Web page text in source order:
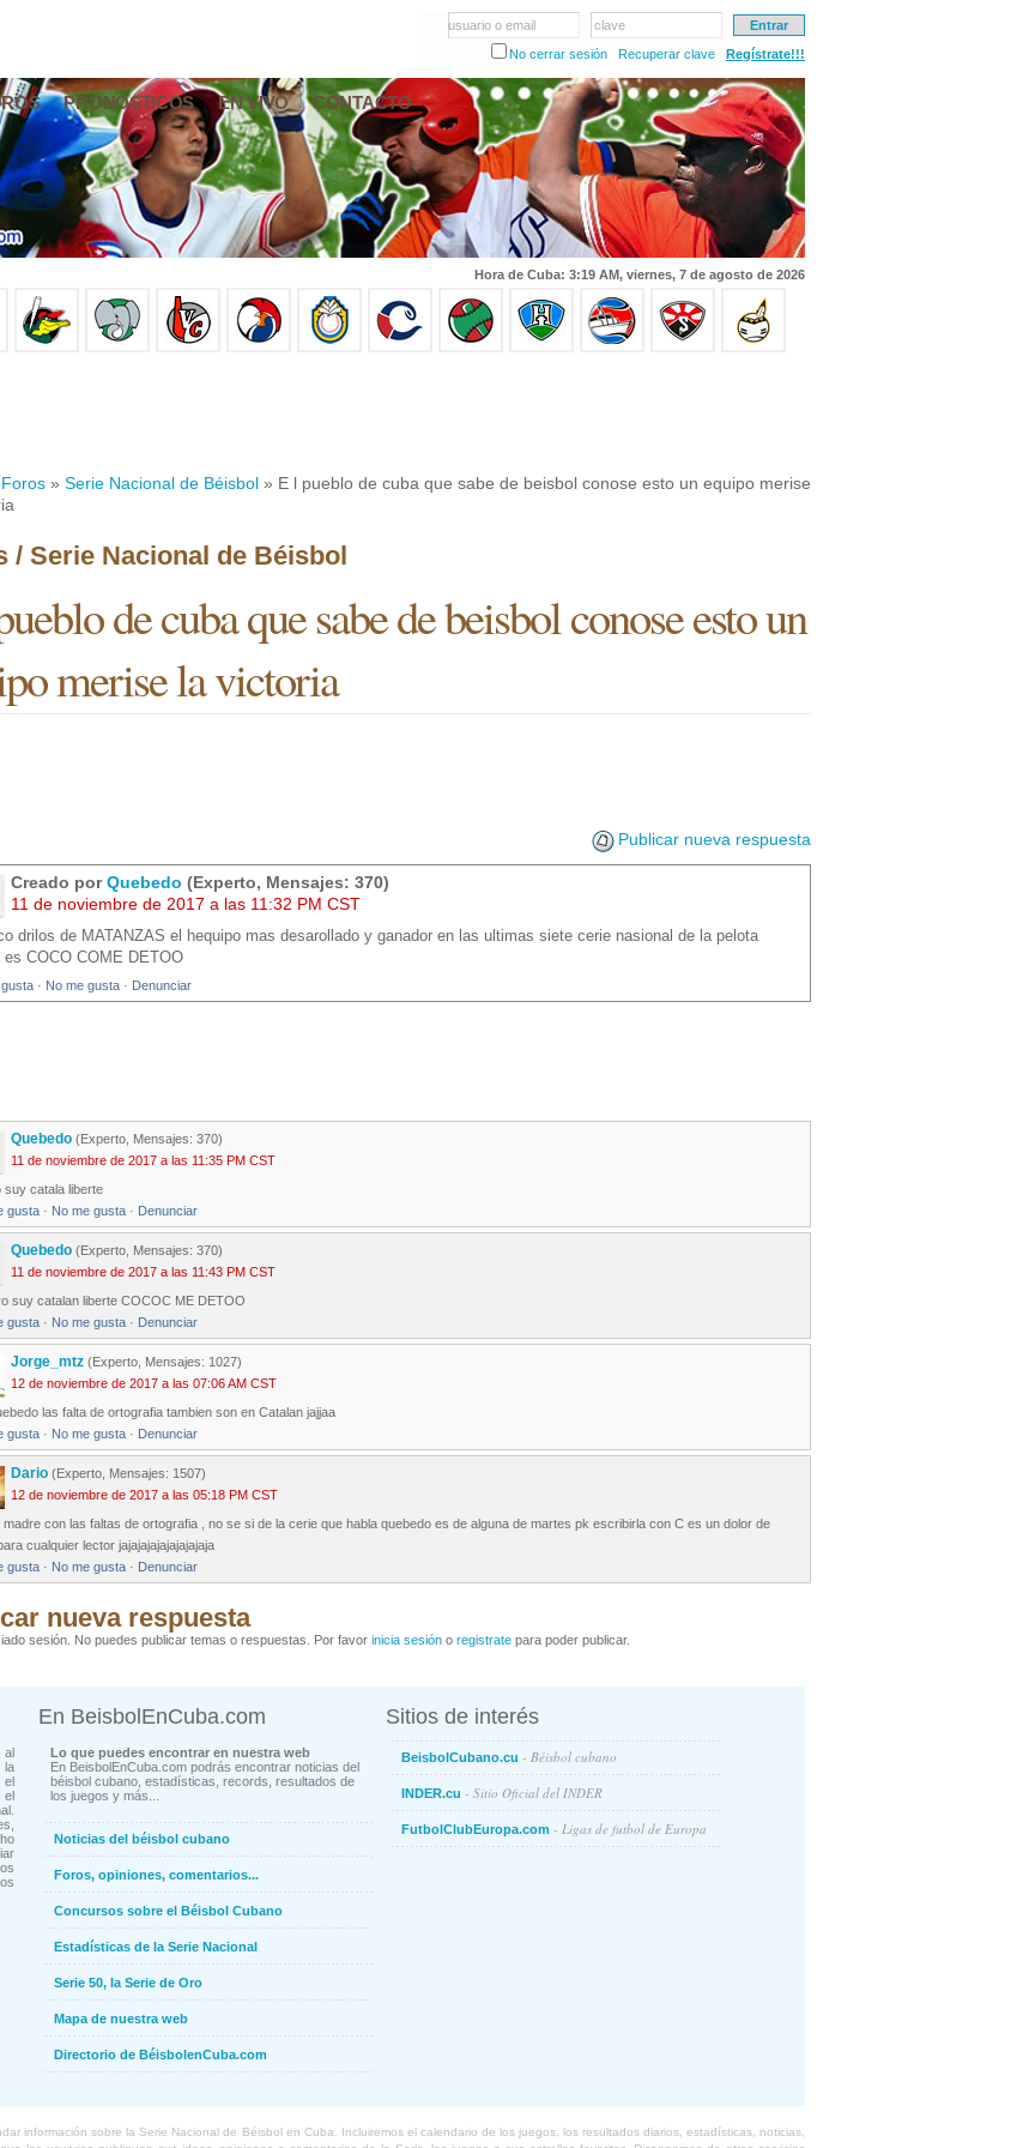
usuario o email
clave
No cerrar sesión
Recuperar clave Regístrate!!!
PRONÓSTICOS EN VIVO CONTACTO
Hora de Cuba: 3:19 AM, viernes, 7 de agosto de 2026
Foros » Serie Nacional de Béisbol » E l pueblo de cuba que sabe de beisbol conose esto un equipo merise
/ Serie Nacional de Béisbol
de cuba que sabe de beisbol conose esto un
merise la victoria
Publicar nueva respuesta
Creado porQuebedo (Experto, Mensajes: 370)
11 de noviembre de 2017 a las 11:32 PM CST
drilos de MATANZAS el hequipo mas desarollado y ganador en las ultimas siete cerie nasional de la pelota
es COCO COME DETOO
· No me gusta · Denunciar
Quebedo (Experto, Mensajes: 370)
11 de noviembre de 2017 a las 11:35 PM CST
suy catala liberte
gusta · No me gusta · Denunciar
Quebedo (Experto, Mensajes: 370)
11 de noviembre de 2017 a las 11:43 PM CST
suy catalan liberte COCOC ME DETOO
gusta · No me gusta · Denunciar
Jorge_mtz (Experto, Mensajes: 1027)
12 de noviembre de 2017 a las 07:06 AM CST
las falta de ortografia tambien son en Catalan jajjaa
gusta · No me gusta · Denunciar
Dario (Experto, Mensajes: 1507)
12 de noviembre de 2017 a las 05:18 PM CST
madre con las faltas de ortografia , no se si de la cerie que habla quebedo es de alguna de martes pk escribirla con C es un dolor de
cualquier lector jajajajajajajajajaja
gusta · No me gusta · Denunciar
nueva respuesta
sesión. No puedes publicar temas o respuestas. Por favor inicia sesión o registrate para poder publicar.
al
la
el
el
En BeisbolEnCuba.com
Lo que puedes encontrar en nuestra web
En BeisbolEnCuba.com podrás encontrar noticias del
béisbol cubano, estadísticas, records, resultados de
los juegos y más...
Noticias del béisbol cubano
Foros, opiniones, comentarios...
Concursos sobre el Béisbol Cubano
Estadísticas de la Serie Nacional
Serie 50, la Serie de Oro
Mapa de nuestra web
Directorio de BéisbolenCuba.com
Sitios de interés
BeisbolCubano.cu - Béisbol cubano
INDER.cu - Sitio Oficial del INDER
FutbolClubEuropa.com - Ligas de futbol de Europa
información sobre la Serie Nacional de Béisbol en Cuba. Incluiremos el calendario de los juegos, los resultados diarios, estadísticas, noticias,